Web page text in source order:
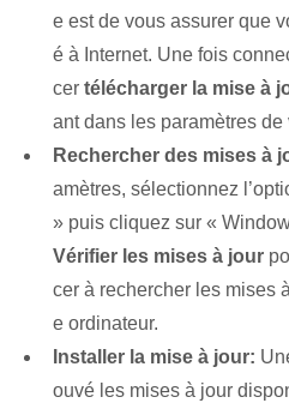
e est de vous assurer que
é à Internet. Une fois
cer télécharger la mise à
ant dans les paramètres de
Rechercher des mises à
amètres, sélectionnez
» puis cliquez sur «
Vérifier les mises à jour
cer à rechercher les mises
e ordinateur.
Installer la mise à jour:
ouvé les mises à jour